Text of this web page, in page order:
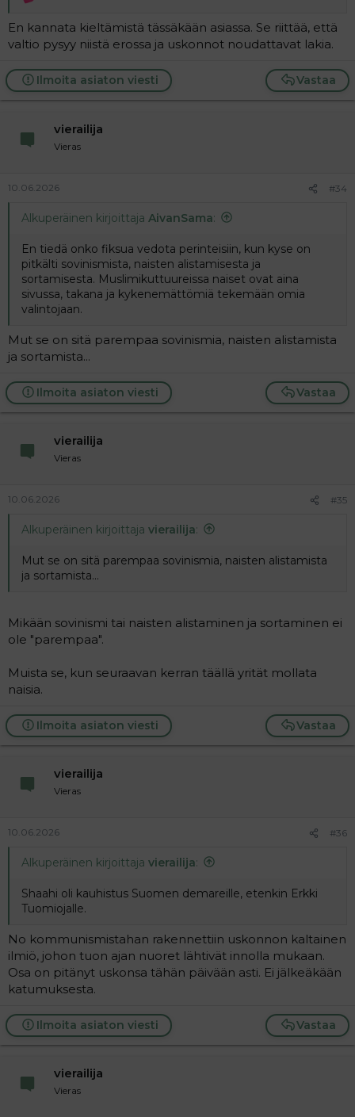
En kannata kieltämistä tässäkään asiassa. Se riittää, että
valtio pysyy niistä erossa ja uskonnot noudattavat lakia.
Vastaa
Ilmoita asiaton viesti
vierailija
Vieras
10.06.2026 #34
Alkuperäinen kirjoittaja AivanSama:
En tiedä onko fiksua vedota perinteisiin, kun kyse on
pitkälti sovinismista, naisten alistamisesta ja
sortamisesta. Muslimikuttuureissa naiset ovat aina
sivussa, takana ja kykenemättömiä tekemään omia
valintojaan.
Mut se on sitä parempaa sovinismia, naisten alistamista
ja sortamista...
Vastaa
Ilmoita asiaton viesti
vierailija
Vieras
10.06.2026 #35
Alkuperäinen kirjoittaja vierailija:
Mut se on sitä parempaa sovinismia, naisten alistamista
ja sortamista...
Mikään sovinismi tai naisten alistaminen ja sortaminen ei
ole "parempaa".
Muista se, kun seuraavan kerran täällä yrität mollata
naisia.
Vastaa
Ilmoita asiaton viesti
vierailija
Vieras
10.06.2026 #36
Alkuperäinen kirjoittaja vierailija:
Shaahi oli kauhistus Suomen demareille, etenkin Erkki
Tuomiojalle.
No kommunismistahan rakennettiin uskonnon kaltainen
ilmiö, johon tuon ajan nuoret lähtivät innolla mukaan.
Osa on pitänyt uskonsa tähän päivään asti. Ei jälkeäkään
katumuksesta.
Vastaa
Ilmoita asiaton viesti
vierailija
Vieras